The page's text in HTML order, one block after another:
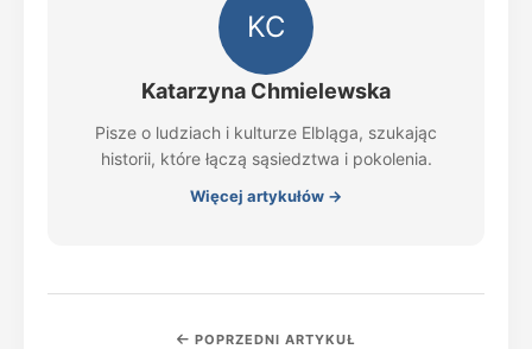
KC
Katarzyna Chmielewska
Pisze o ludziach i kulturze Elbląga, szukając
historii, które łączą sąsiedztwa i pokolenia.
Więcej artykułów →
POPRZEDNI ARTYKUŁ